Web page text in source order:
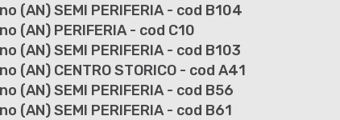
SEMI PERIFERIA - cod B104
PERIFERIA - cod C10
SEMI PERIFERIA - cod B103
CENTRO STORICO - cod A41
SEMI PERIFERIA - cod B56
SEMI PERIFERIA - cod B61